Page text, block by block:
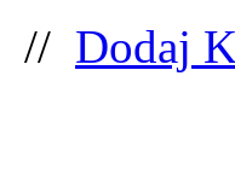
// Dodaj